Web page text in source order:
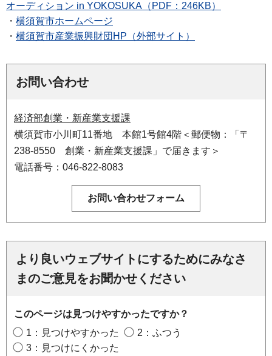
オーディション in YOKOSUKA（PDF：246KB）
・ 横須賀市ホームページ
・ 横須賀市産業振興財団HP（外部サイト）
お問い合わせ
経済部創業・新産業支援課
横須賀市小川町11番地 本館1号館4階＜郵便物：「〒
238-8550 創業・新産業支援課」で届きます＞
電話番号：046-822-8083
より良いウェブサイトにするためにみなさ
まのご意見をお聞かせください
このページは見つけやすかったですか？
1：見つけやすかった
2：ふつう
3：見つけにくかった